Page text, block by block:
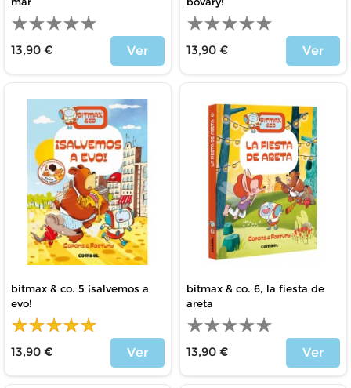
13,90 €
Ver
13,90 €
Ver
bitmax & co. 5 ¡salvemos a
evo!
13,90 €
Ver
bitmax & co. 6, la fiesta de
areta
13,90 €
Ver